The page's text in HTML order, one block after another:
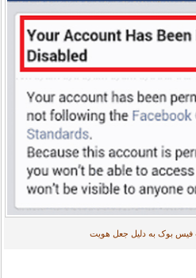
فیس بوک به دلیل جعل هویت